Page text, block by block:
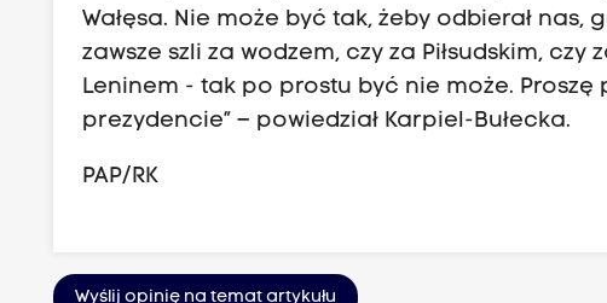
Wałęsa. Nie może być tak, żeby odbierał
zawsze szli za wodzem, czy za Piłsudskim,
Leninem - tak po prostu być nie może.
prezydencie” – powiedział Karpiel-Bułecka.
PAP/RK
Wyślij opinię na temat artykułu